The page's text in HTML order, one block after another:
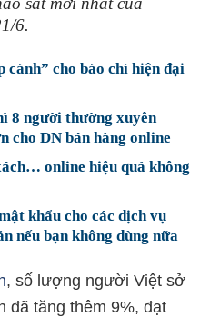
6.
cánh” cho báo chí hiện đại
8 người thường xuyên
cho DN bán hàng online
online hiệu quả không
khẩu cho các dịch vụ
nếu bạn không dùng nữa
, số lượng người Việt sở
đã tăng thêm 9%, đạt